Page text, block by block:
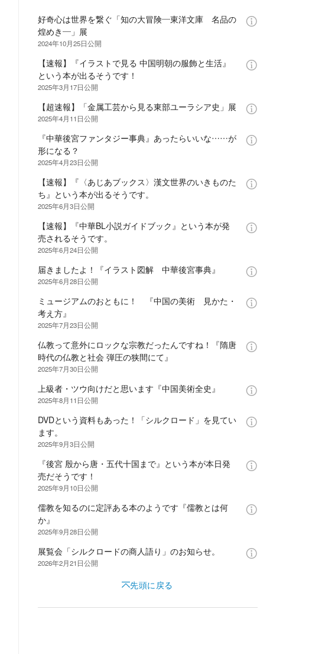
好奇心は世界を繋ぐ「知の大冒険—東洋文庫 名品の
煌めき—」展
2024年10月25日公開
【速報】『イラストで見る 中国明朝の服飾と生活』
という本が出るそうです！
2025年3月17日公開
【超速報】「金属工芸から見る東部ユーラシア史」展
2025年4月11日公開
『中華後宮ファンタジー事典』あったらいいな……が
形になる？
2025年4月23日公開
【速報】『〈あじあブックス〉漢文世界のいきものた
ち』という本が出るそうです。
2025年6月3日公開
【速報】『中華BL小説ガイドブック』という本が発
売されるそうです。
2025年6月24日公開
届きましたよ！『イラスト図解 中華後宮事典』
2025年6月28日公開
ミュージアムのおともに！ 『中国の美術 見かた・
考え方』
2025年7月23日公開
仏教って意外にロックな宗教だったんですね！『隋唐
時代の仏教と社会 弾圧の狭間にて』
2025年7月30日公開
上級者・ツウ向けだと思います『中国美術全史』
2025年8月11日公開
DVDという資料もあった！「シルクロード」を見てい
ます。
2025年9月3日公開
『後宮 殷から唐・五代十国まで』という本が本日発
売だそうです！
2025年9月10日公開
儒教を知るのに定評ある本のようです『儒教とは何
か』
2025年9月28日公開
展覧会「シルクロードの商人語り」のお知らせ。
2026年2月21日公開
先頭に戻る